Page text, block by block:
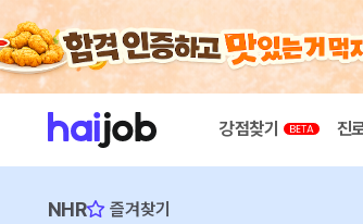
강점찾기 진
NHR 즐겨찾기